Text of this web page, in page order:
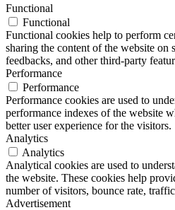
Functional
Functional
Functional cookies help to perform
sharing the content of the website on
feedbacks, and other third-party
Performance
Performance
Performance cookies are used to
performance indexes of the website
better user experience for the visitors.
Analytics
Analytics
Analytical cookies are used to
the website. These cookies help
number of visitors, bounce rate,
Advertisement